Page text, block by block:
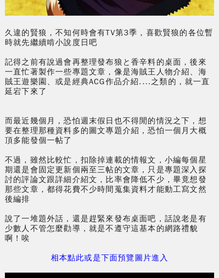
久違的賢狼，不知何時會有TV第3季，喜歡賢狼的各位暫
時就先繼續啃小說度日吧
記得之前有說過會再整理發布狼と香辛料的桌面，後來
一直忙著製作一些專題文章，像是海賊王人物介紹、海
賊王遊樂園、或是經典ACG作品介紹....之類的，就一直
延宕下來了
而最近幾個月，恐怕週末假日也不得閒的情況之下，想
要在整理那種資料多的圖文專題介紹，恐怕一個月大概
頂多能發個一帖了
不過，雖然比較忙，扣除掉連載的情報文，小編每個星
期還是會固定更新個兩至三帖的文章，只是專題深入探
討的評論文跟詳細介紹文，比率會降低不少，畢竟想發
那些文章，都得花費不少時間蒐集資料才能動工寫文然
後編排
說了一堆題外話，還是趕緊來發布桌面吧，話說老是有
少數人不管怎麼勸導，就是不遵守這基本的網路禮貌
啊！唉
相本點此或是下面預覽圖片進入